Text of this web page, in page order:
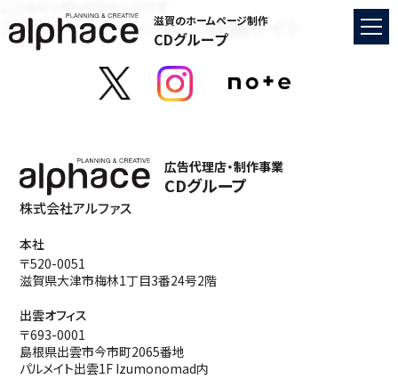
滋賀のホームページ制作
CDグループ
ストラーダバイシクルズ 店舗サイト
広告代理店・制作事業
CDグループ
株式会社アルファス
本社
〒520-0051
滋賀県大津市梅林1丁目3番24号2階
出雲オフィス
〒693-0001
島根県出雲市今市町2065番地
パルメイト出雲1F Izumonomad内